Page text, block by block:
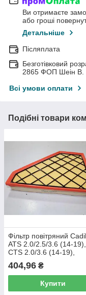
Ви отримаєте
або гроші
Детальніше
Післяплата
Безготівковий
2865 ФОП Шеін В.
Всі умови оплати
Подібні товари
Фільтр повітряний
ATS 2.0/2.5/3.6 (14-19),
CTS 2.0/3.6 (14-19),
Chevrolet Camaro 2.0/
(16-21), (с
404,96 ₴
Купити